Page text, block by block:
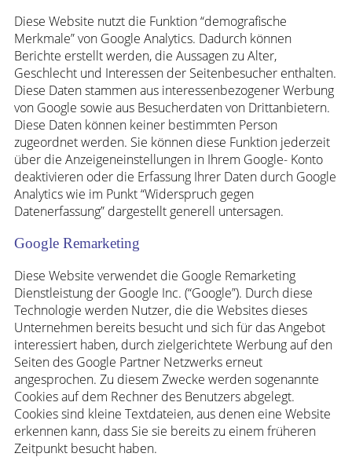
Diese Website nutzt die Funktion “demografische
Merkmale” von Google Analytics. Dadurch können
Berichte erstellt werden, die Aussagen zu Alter,
Geschlecht und Interessen der Seitenbesucher enthalten.
Diese Daten stammen aus interessenbezogener Werbung
von Google sowie aus Besucherdaten von Drittanbietern.
Diese Daten können keiner bestimmten Person
zugeordnet werden. Sie können diese Funktion jederzeit
über die Anzeigeneinstellungen in Ihrem Google- Konto
deaktivieren oder die Erfassung Ihrer Daten durch Google
Analytics wie im Punkt “Widerspruch gegen
Datenerfassung” dargestellt generell untersagen.
Google Remarketing
Diese Website verwendet die Google Remarketing
Dienstleistung der Google Inc. (“Google”). Durch diese
Technologie werden Nutzer, die die Websites dieses
Unternehmen bereits besucht und sich für das Angebot
interessiert haben, durch zielgerichtete Werbung auf den
Seiten des Google Partner Netzwerks erneut
angesprochen. Zu diesem Zwecke werden sogenannte
Cookies auf dem Rechner des Benutzers abgelegt.
Cookies sind kleine Textdateien, aus denen eine Website
erkennen kann, dass Sie sie bereits zu einem früheren
Zeitpunkt besucht haben.